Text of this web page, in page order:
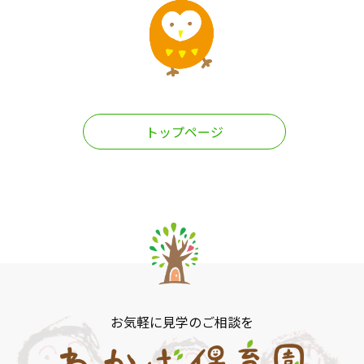
トップページ
お気軽に見学のご相談を